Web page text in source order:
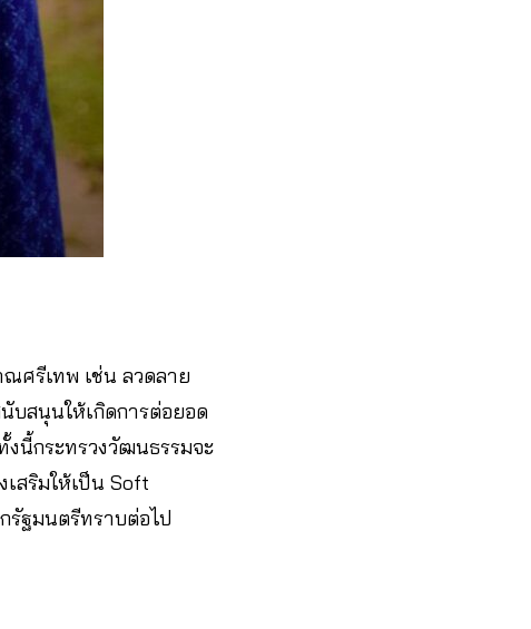
ศรีเทพ เช่น ลวดลาย
บสนุนให้เกิดการต่อยอด
งนี้กระทรวงวัฒนธรรมจะ
สริมให้เป็น Soft
รัฐมนตรีทราบต่อไป